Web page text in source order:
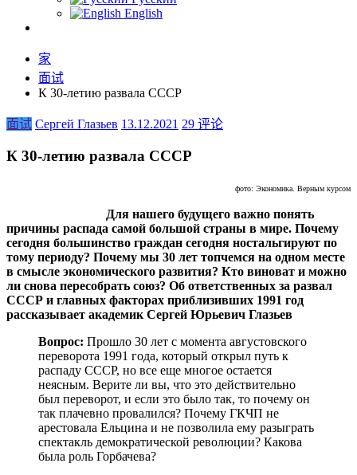
English
家
面试
К 30-летию развала СССР
面试 Сергей Глазьев 13.12.2021 29 评论
К 30-летию развала СССР
фото: Экономика. Верным курсом
Для нашего будущего важно понять
причины распада самой большой страны в мире. Почему
сегодня большинство граждан сегодня ностальгируют по
тому периоду? Почему мы 30 лет топчемся на одном месте
в смысле экономического развития? Кто виноват и можно
ли снова пересобрать союз? Об ответственных за развал
СССР и главных факторах приблизивших 1991 год
рассказывает академик Сергей Юрьевич Глазьев
Вопрос: Прошло 30 лет с момента августовского
переворота 1991 года, который открыл путь к
распаду СССР, но все еще многое остается
неясным. Верите ли вы, что это действительно
был переворот, и если это было так, то почему он
так плачевно провалился? Почему ГКЧП не
арестовала Ельцина и не позволила ему разыграть
спектакль демократической революции? Какова
была роль Горбачева?